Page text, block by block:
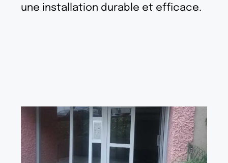
une installation durable et efficace.